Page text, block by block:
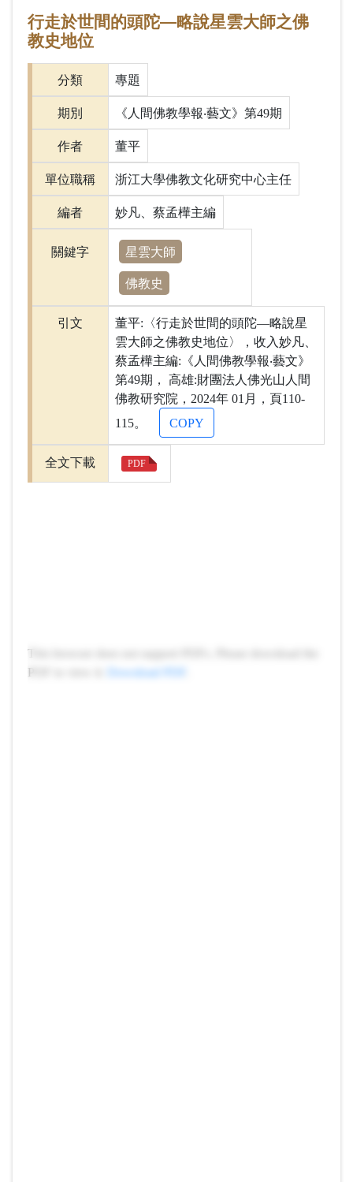
行走於世間的頭陀―略說星雲大師之佛
教史地位
分類 專題
期別 《人間佛教學報‧藝文》第49期
作者 董平
單位職稱 浙江大學佛教文化研究中心主任
編者 妙凡、蔡孟樺主編
關鍵字 星雲大師
佛教史
引文
董平:〈行走於世間的頭陀―略說星
雲大師之佛教史地位〉，收入妙凡、
蔡孟樺主編:《人間佛教學報‧藝文》
第49期， 高雄:財團法人佛光山人間
佛教研究院，2024年 01月，頁110-
115。
COPY
全文下載 PDF
This browser does not support PDFs. Please download the
PDF to view it:
Download PDF